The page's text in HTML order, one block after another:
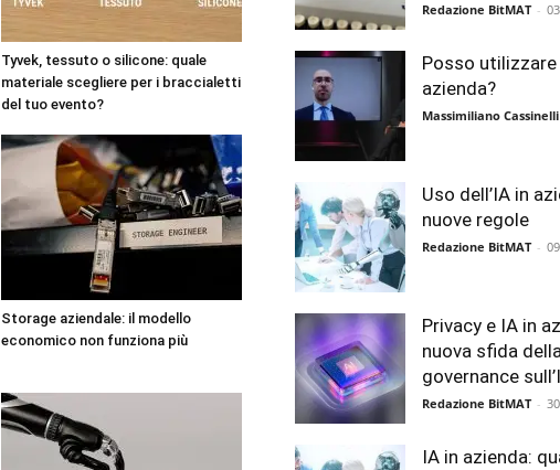
Tyvek, tessuto o silicone: quale
materiale scegliere per i braccialetti
del tuo evento?
Storage aziendale: il modello
economico non funziona più
Redazione BitMAT -
Posso utilizzare
azienda?
Massimiliano Cassinelli
Uso dell’IA in
nuove regole
Redazione BitMAT -
Privacy e IA in
nuova sfida
governance
Redazione BitMAT -
IA in azienda: